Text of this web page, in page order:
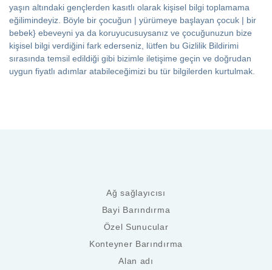
yaşın altındaki gençlerden kasıtlı olarak kişisel bilgi toplamama
eğilimindeyiz. Böyle bir çocuğun | yürümeye başlayan çocuk | bir
bebek} ebeveyni ya da koruyucusuysanız ve çocuğunuzun bize
kişisel bilgi verdiğini fark ederseniz, lütfen bu Gizlilik Bildirimi
sırasında temsil edildiği gibi bizimle iletişime geçin ve doğrudan
uygun fiyatlı adımlar atabileceğimizi bu tür bilgilerden kurtulmak.
Ağ sağlayıcısı
Bayi Barındırma
Özel Sunucular
Konteyner Barındırma
Alan adı